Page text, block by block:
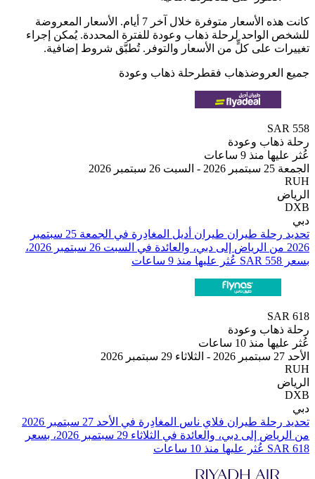
كانت هذه الأسعار متوفرة خلال آخر 7 أيام. الأسعار المعروضة
لرحلة ذهاب وعودة للفترة المحددة. يُمكن إجراء
على كلٍّ من الأسعار والتوفر. تُطبَّق شروط إضافية.
ذهاب فقطرحلة ذهاب وعودة
وعودة
9 ساعات
تحديد رحلة طيران ⁦طيران أديل⁩ المغادِرة في ⁦الجمعة 25 سبتمبر
2026⁩ من ⁦الرياض⁩ إلى ⁦دبي⁩، والعائدة في ⁦السبت 26 سبتمبر 2026⁩،
وعودة
10 ساعات
من ⁦الرياض⁩ إلى ⁦دبي⁩، والعائدة في ⁦الثلاثاء 29 سبتمبر 2026⁩، بسعر